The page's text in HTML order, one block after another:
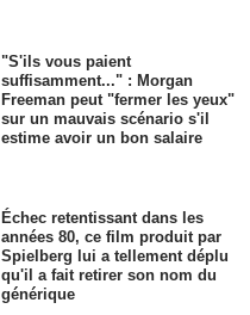
"S'ils vous paient
suffisamment..." : Morgan
Freeman peut "fermer les yeux"
sur un mauvais scénario s'il
estime avoir un bon salaire
Échec retentissant dans les
années 80, ce film produit par
Spielberg lui a tellement déplu
qu'il a fait retirer son nom du
générique